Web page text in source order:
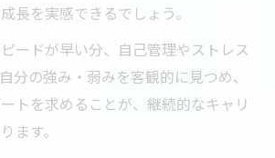
長を実感できるでしょう。
ードが早い分、自己管理やストレス
分の強み・弱みを客観的に見つめ、
トを求めることが、継続的なキャリ
ます。